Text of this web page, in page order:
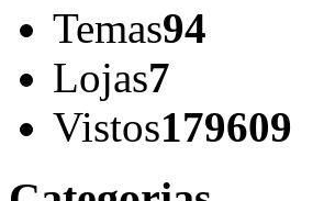
Temas94
Lojas7
Vistos179609